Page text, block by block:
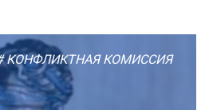
КОНФЛИКТНАЯ КОМИССИЯ